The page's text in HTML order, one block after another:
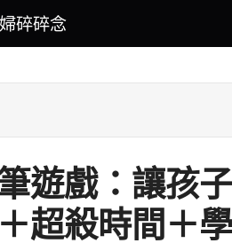
碎碎念
遊戲：讓孩
超殺時間＋